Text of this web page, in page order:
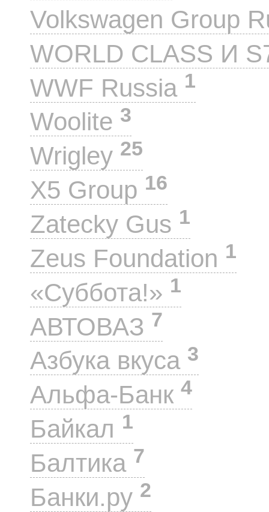
Volkswagen Group
WORLD CLASS И
WWF Russia 1
Woolite 3
Wrigley 25
X5 Group 16
Zatecky Gus 1
Zeus Foundation 1
«Суббота!» 1
АВТОВАЗ 7
Азбука вкуса 3
Альфа-Банк 4
Байкал 1
Балтика 7
Банки.ру 2